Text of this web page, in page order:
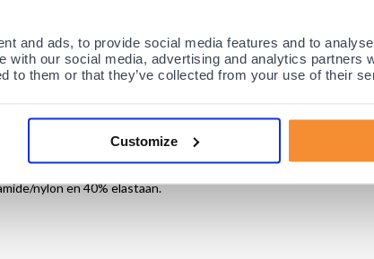
and ads, to provide social media features and to
with our social media, advertising and analytics partners
to them or that they’ve collected from your use of their
Customize
gebruikt voor alle soorten rugklachten en al jaren door duizenden
autorijden en voor thuis
kunnen met name voorkomen en verhinderd worden door
belastingverlagende houding.
waarbij (indien nodig) de pijn zal verdwijnen.
nylon en 40% elastaan.